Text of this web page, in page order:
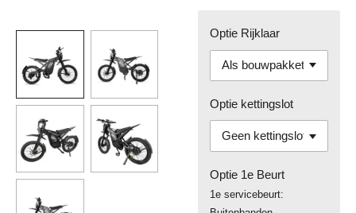
Optie Rijklaar
Optie kettingslot
Optie 1e Beurt
1e servicebeurt: